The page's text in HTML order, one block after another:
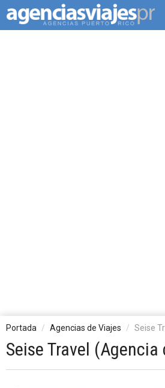
Portada Agencias de Viajes Seise
Seise Travel (Agencia